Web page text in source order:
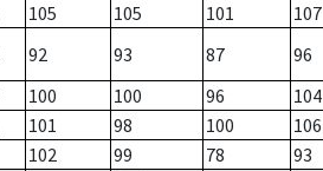
105 105 101 107
92 93 87 96
100 100 96 104
101 98 100 106
102 99 78 93